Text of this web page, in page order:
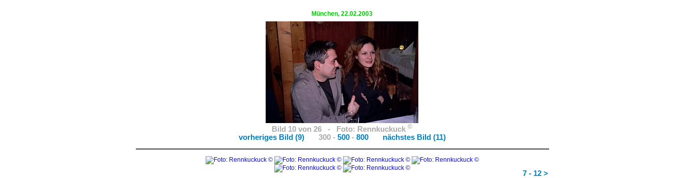
München, 22.02.2003
Bild 10 von 26 - Foto: Rennkuckuck ©
vorheriges Bild (9)300 - 500- 800 nächstes Bild (11)
7 - 12 >